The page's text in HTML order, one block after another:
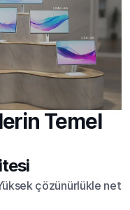
Temel
çözünürlükle net